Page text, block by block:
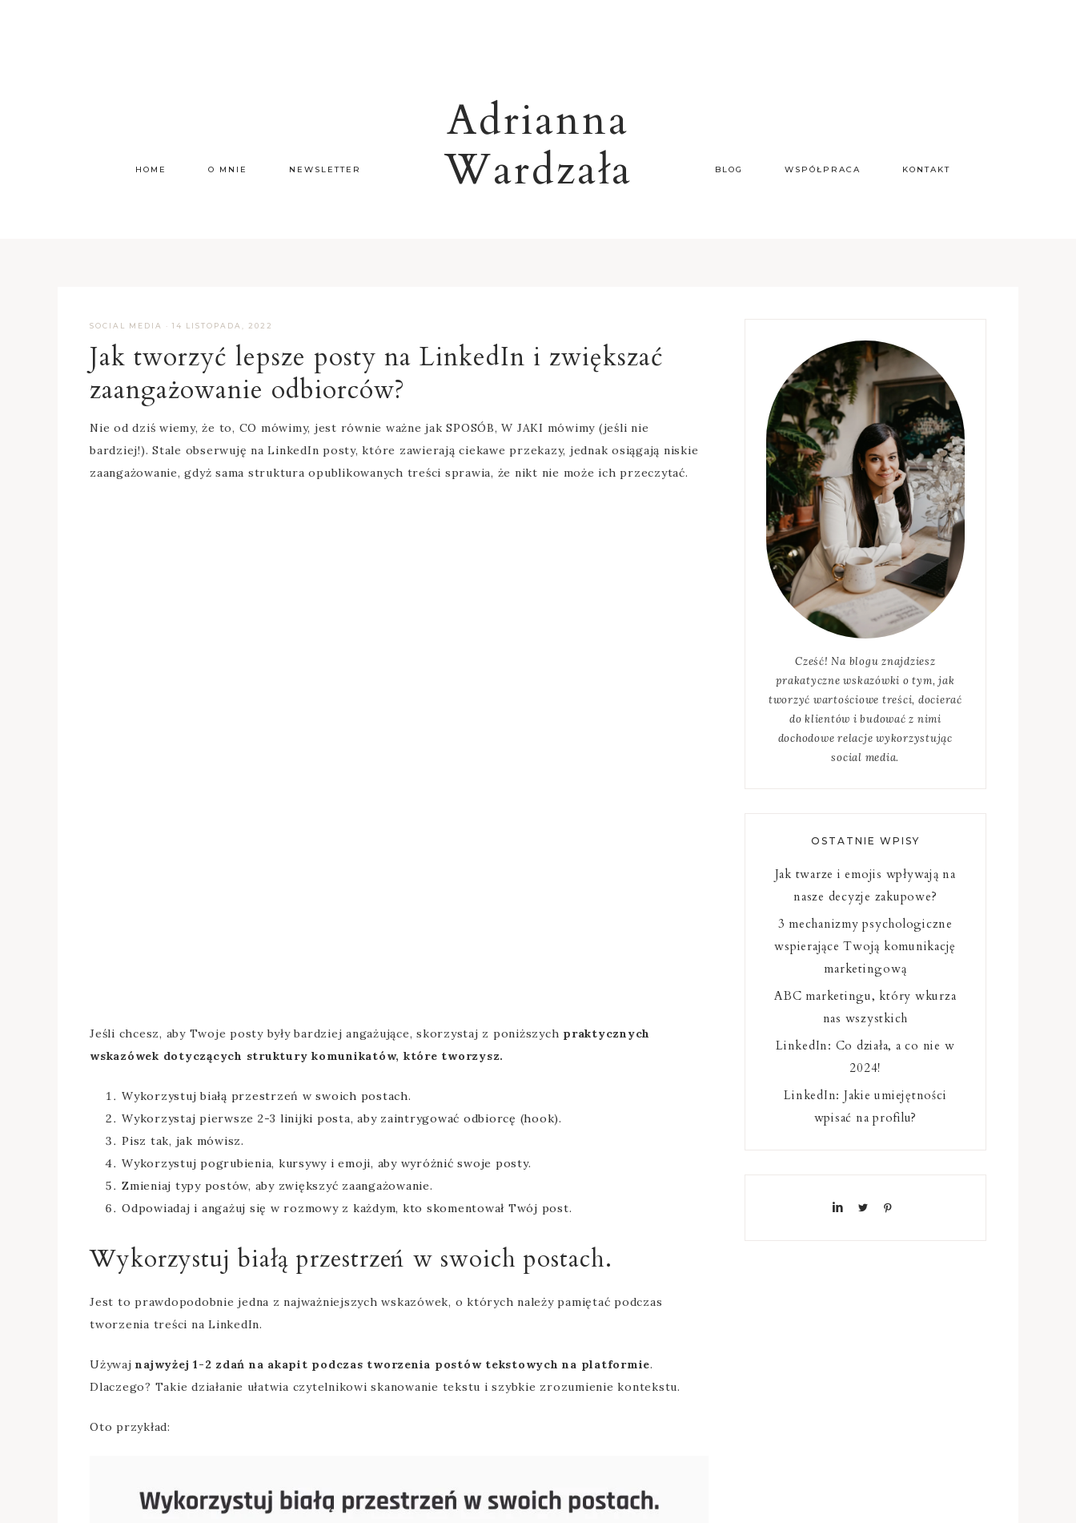
Adrianna
Wardzała
HOME O MNIE NEWSLETTER BLOG WSPÓŁPRACA KONTAKT
SOCIAL MEDIA · 14 LISTOPADA, 2022
Jak tworzyć lepsze posty na LinkedIn i zwiększać
zaangażowanie odbiorców?
Nie od dziś wiemy, że to, CO mówimy, jest równie ważne jak SPOSÓB, W JAKI mówimy (jeśli nie
bardziej!). Stale obserwuję na LinkedIn posty, które zawierają ciekawe przekazy, jednak osiągają niskie
zaangażowanie, gdyż sama struktura opublikowanych treści sprawia, że nikt nie może ich przeczytać.
Jeśli chcesz, aby Twoje posty były bardziej angażujące, skorzystaj z poniższych praktycznych
wskazówek dotyczących struktury komunikatów, które tworzysz.
Wykorzystuj białą przestrzeń w swoich postach.
Wykorzystaj pierwsze 2-3 linijki posta, aby zaintrygować odbiorcę (hook).
Pisz tak, jak mówisz.
Wykorzystuj pogrubienia, kursywy i emoji, aby wyróżnić swoje posty.
Zmieniaj typy postów, aby zwiększyć zaangażowanie.
Odpowiadaj i angażuj się w rozmowy z każdym, kto skomentował Twój post.
Wykorzystuj białą przestrzeń w swoich postach.
Jest to prawdopodobnie jedna z najważniejszych wskazówek, o których należy pamiętać podczas
tworzenia treści na LinkedIn.
Używaj najwyżej 1-2 zdań na akapit podczas tworzenia postów tekstowych na platformie.
Dlaczego? Takie działanie ułatwia czytelnikowi skanowanie tekstu i szybkie zrozumienie kontekstu.
Oto przykład:
Cześć! Na blogu znajdziesz
prakatyczne wskazówki o tym, jak
tworzyć wartościowe treści, docierać
do klientów i budować z nimi
dochodowe relacje wykorzystując
social media.
OSTATNIE WPISY
Jak twarze i emojis wpływają na
nasze decyzje zakupowe?
3 mechanizmy psychologiczne
wspierające Twoją komunikację
marketingową
ABC marketingu, który wkurza
nas wszystkich
LinkedIn: Co działa, a co nie w
2024!
LinkedIn: Jakie umiejętności
wpisać na profilu?